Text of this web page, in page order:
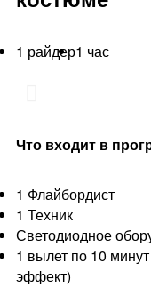
1 райдер1 час
Что входит в
1 Флайбордист
1 Техник
Светодиодное
1 вылет по 10
эффект)